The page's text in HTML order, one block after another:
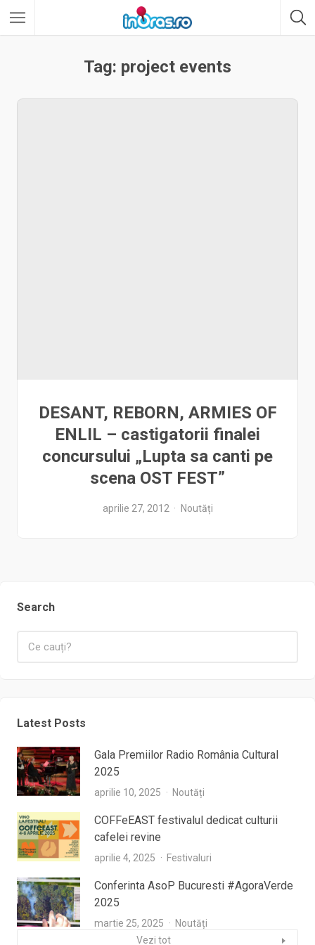
Tag: project events
DESANT, REBORN, ARMIES OF
ENLIL – castigatorii finalei
concursului „Lupta sa canti pe
scena OST FEST”
aprilie 27, 2012 Noutăți
Search
Latest Posts
Gala Premiilor Radio România Cultural
2025
aprilie 10, 2025 Noutăți
COFFeEAST festivalul dedicat culturii
cafelei revine
aprilie 4, 2025 Festivaluri
Conferinta AsoP Bucuresti #AgoraVerde
2025
martie 25, 2025
Noutăți
Vezi tot